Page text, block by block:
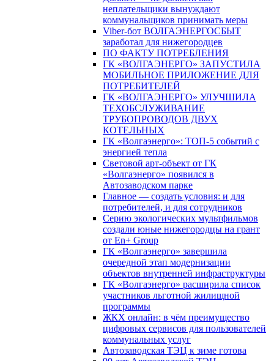
неплательщики вынуждают
коммунальщиков принимать меры
Viber-бот ВОЛГАЭНЕРГОСБЫТ
заработал для нижегородцев
ПО ФАКТУ ПОТРЕБЛЕНИЯ
ГК «ВОЛГАЭНЕРГО» ЗАПУСТИЛА
МОБИЛЬНОЕ ПРИЛОЖЕНИЕ ДЛЯ
ПОТРЕБИТЕЛЕЙ
ГК «ВОЛГАЭНЕРГО» УЛУЧШИЛА
ТЕХОБСЛУЖИВАНИЕ
ТРУБОПРОВОДОВ ДВУХ
КОТЕЛЬНЫХ
ГК «Волгаэнерго»: ТОП-5 событий с
энергией тепла
Световой арт-объект от ГК
«Волгаэнерго» появился в
Автозаводском парке
Главное — создать условия: и для
потребителей, и для сотрудников
Серию экологических мультфильмов
создали юные нижегородцы на грант
от En+ Group
ГК «Волгаэнерго» завершила
очередной этап модернизации
объектов внутренней инфраструктуры
ГК «Волгаэнерго» расширила список
участников льготной жилищной
программы
ЖКХ онлайн: в чём преимущество
цифровых сервисов для пользователей
коммунальных услуг
Автозаводская ТЭЦ к зиме готова